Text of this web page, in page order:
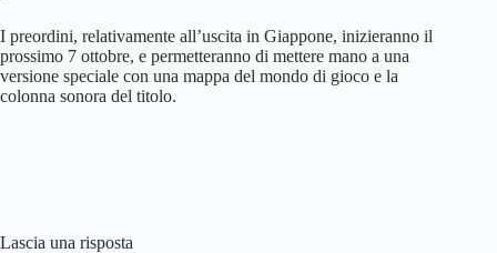
I preordini, relativamente all’uscita in Giappone, inizieranno il
prossimo 7 ottobre, e permetteranno di mettere mano a una
versione speciale con una mappa del mondo di gioco e la
colonna sonora del titolo.
Lascia una risposta